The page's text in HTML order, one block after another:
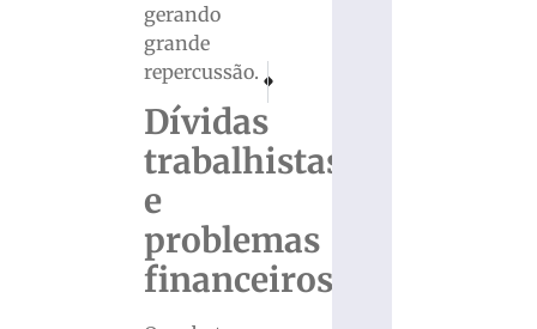
gerando
grande
repercussão.
Dívidas
trabalhistas
e
problemas
financeiros
PRÓXIMO